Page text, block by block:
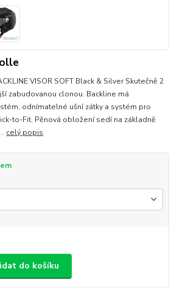
VISOR SOFT Black & Silver Skutečně 2
zabudovanou clonou. Backline má
odnímatelné ušní zátky a systém pro
to-Fit. Pěnová obložení sedí na základně
celý popis
do košíku